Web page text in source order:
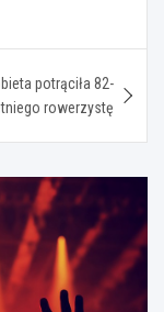
potrąciła 82-
rowerzystę